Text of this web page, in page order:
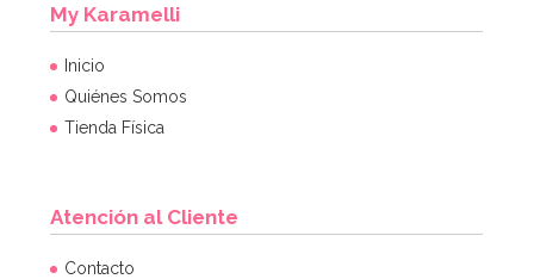
My Karamelli
Inicio
Quiénes Somos
Tienda Física
Atención al Cliente
Contacto